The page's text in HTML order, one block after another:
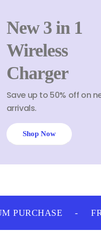
New 3 in 1
Wireless
Charger
Save up to 50% off on
arrivals.
Shop Now
PURCHASE